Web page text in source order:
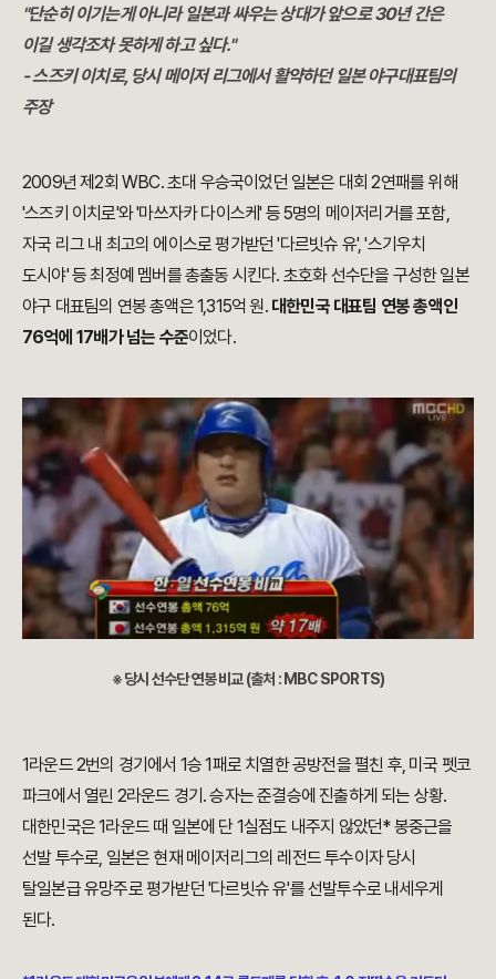
"단순히 이기는게 아니라 일본과 싸우는 상대가 앞으로 30년 간은
이길 생각조차 못하게 하고 싶다."
- 스즈키 이치로, 당시 메이저 리그에서 활약하던 일본 야구대표팀의
주장
2009년 제2회 WBC. 초대 우승국이었던 일본은 대회 2연패를 위해
'스즈키 이치로'와 '마쓰자카 다이스케' 등 5명의 메이저리거를 포함,
자국 리그 내 최고의 에이스로 평가받던 '다르빗슈 유', '스기우치
도시야' 등 최정예 멤버를 총출동 시킨다. 초호화 선수단을 구성한 일본
야구 대표팀의 연봉 총액은 1,315억 원. 대한민국 대표팀 연봉 총액인
76억에 17배가 넘는 수준이었다.
※ 당시 선수단 연봉 비교 (출처 : MBC SPORTS)
1라운드 2번의 경기에서 1승 1패로 치열한 공방전을 펼친 후, 미국 펫코
파크에서 열린 2라운드 경기. 승자는 준결승에 진출하게 되는 상황.
대한민국은 1라운드 때 일본에 단 1실점도 내주지 않았던* 봉중근을
선발 투수로, 일본은 현재 메이저리그의 레전드 투수이자 당시
탈일본급 유망주로 평가받던 '다르빗슈 유'를 선발투수로 내세우게
된다.